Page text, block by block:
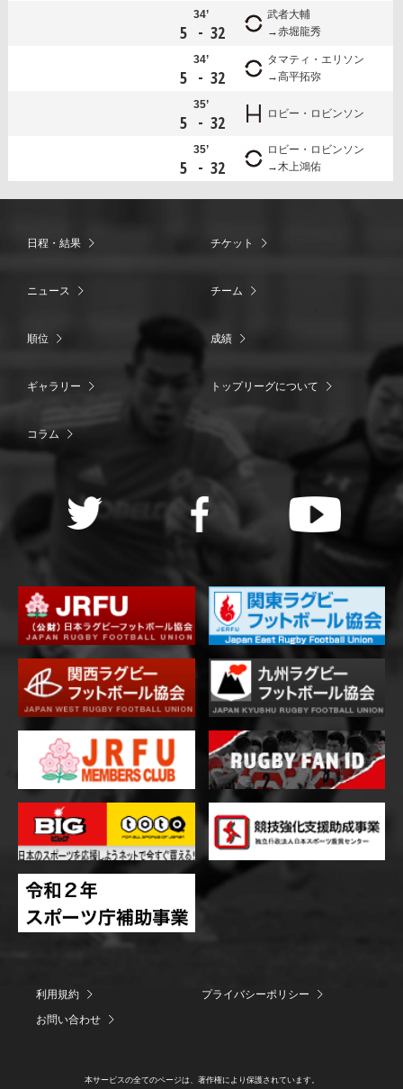
34’
5 - 32
武者大輔
赤堀龍秀
34’
5 - 32
タマティ・エリソン
高平拓弥
35’
5 - 32 ロビー・ロビンソン
35’
5 - 32
ロビー・ロビンソン
木上鴻佑
日程・結果 チケット
ニュース チーム
順位 成績
ギャラリー トップリーグについて
コラム
利用規約
プライバシーポリシー
お問い合わせ
本サービスの全てのページは、著作権により保護されています。